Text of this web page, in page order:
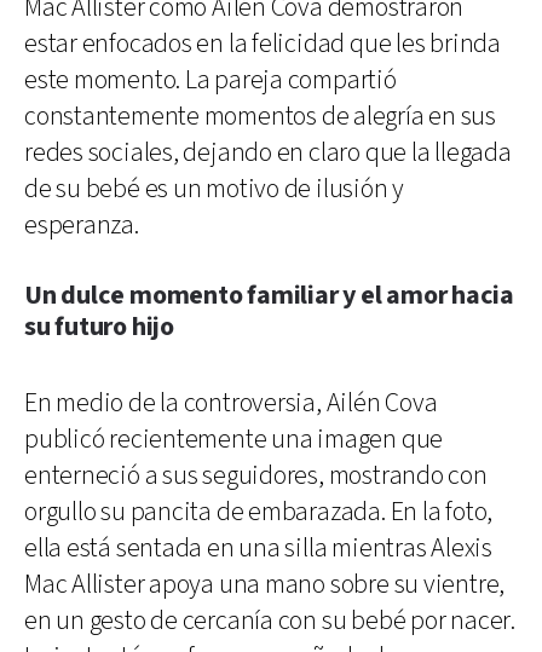
Mac Allister como Ailén Cova demostraron
estar enfocados en la felicidad que les brinda
este momento. La pareja compartió
constantemente momentos de alegría en sus
redes sociales, dejando en claro que la llegada
de su bebé es un motivo de ilusión y
esperanza.
Un dulce momento familiar y el amor hacia
su futuro hijo
En medio de la controversia, Ailén Cova
publicó recientemente una imagen que
enterneció a sus seguidores, mostrando con
orgullo su pancita de embarazada. En la foto,
ella está sentada en una silla mientras Alexis
Mac Allister apoya una mano sobre su vientre,
en un gesto de cercanía con su bebé por nacer.